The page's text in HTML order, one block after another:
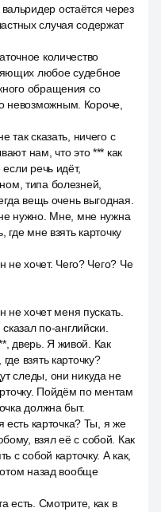
остаётся через
случая содержат
количество
любое судебное
обращения со
невозможным. Короче,
так сказать, ничего с
нам, что это *** как
речь идёт,
типа болезней,
вещь очень выгодная.
нужно. Мне, мне нужна
где мне взять карточку
не хочет. Чего? Чего? Че
не хочет меня пускать.
по-английски.
дверь. Я живой. Как
взять карточку?
следы, они никуда не
Пойдём по ментам
должна быт.
есть карточка? Ты, я же
взял её с собой. Как
с собой карточку. А как,
назад вообще
есть. Смотрите, как в